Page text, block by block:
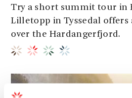
Try a short summit tour in
Lilletopp in Tyssedal offers
over the Hardangerfjord.